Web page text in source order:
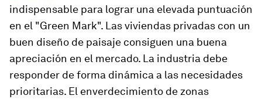
indispensable para lograr una elevada puntuación
en el "Green Mark". Las viviendas privadas con un
buen diseño de paisaje consiguen una buena
apreciación en el mercado. La industria debe
responder de forma dinámica a las necesidades
prioritarias. El enverdecimiento de zonas